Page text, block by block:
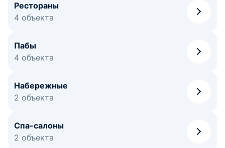
Рестораны
4 объекта
Пабы
4 объекта
Набережные
2 объекта
Спа-салоны
2 объекта